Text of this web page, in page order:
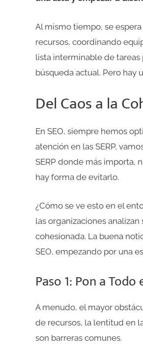
Al mismo tiempo, se
recursos, coordinando
lista interminable de
búsqueda actual. Pero hay
Del Caos a la
En SEO, siempre hemos
atención en las SERP,
SERP donde más importa,
hay forma de evitarlo.
¿Cómo se ve esto en el
las organizaciones
cohesionada. La buena
SEO, empezando por una
Paso 1: Pon a
A menudo, el mayor
de recursos, la lentitud en
son barreras comunes.